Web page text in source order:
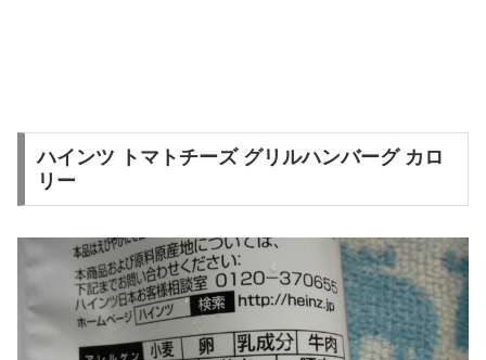
ハインツ トマトチーズ グリルハンバーグ カロ
リー